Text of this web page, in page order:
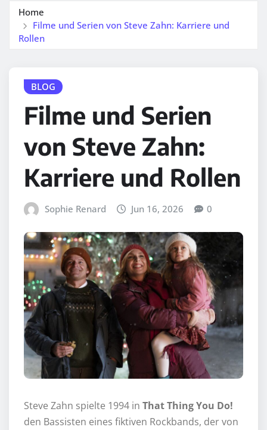
Home
Filme und Serien von Steve Zahn: Karriere und
Rollen
BLOG
Filme und Serien
von Steve Zahn:
Karriere und Rollen
Sophie Renard Jun 16, 2026 0
Steve Zahn spielte 1994 in That Thing You Do!
den Bassisten eines fiktiven Rockbands, der von